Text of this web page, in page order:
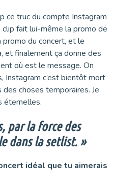
ce truc du compte Instagram
fait lui-même la promo de
du concert, et le
et finalement ça donne des
où est le message. On
Instagram c’est bientôt mort
choses temporaires. Je
éternelles.
par la force des
dans la setlist. »
idéal que tu aimerais